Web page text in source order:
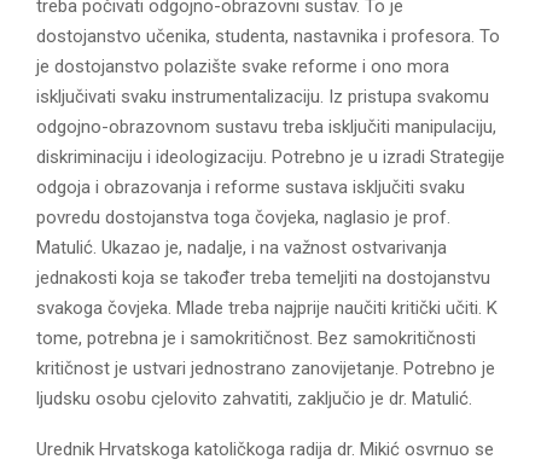
treba počivati odgojno-obrazovni sustav. To je
dostojanstvo učenika, studenta, nastavnika i profesora. To
je dostojanstvo polazište svake reforme i ono mora
isključivati svaku instrumentalizaciju. Iz pristupa svakomu
odgojno-obrazovnom sustavu treba isključiti manipulaciju,
diskriminaciju i ideologizaciju. Potrebno je u izradi Strategije
odgoja i obrazovanja i reforme sustava isključiti svaku
povredu dostojanstva toga čovjeka, naglasio je prof.
Matulić. Ukazao je, nadalje, i na važnost ostvarivanja
jednakosti koja se također treba temeljiti na dostojanstvu
svakoga čovjeka. Mlade treba najprije naučiti kritički učiti. K
tome, potrebna je i samokritičnost. Bez samokritičnosti
kritičnost je ustvari jednostrano zanovijetanje. Potrebno je
ljudsku osobu cjelovito zahvatiti, zaključio je dr. Matulić.
Urednik Hrvatskoga katoličkoga radija dr. Mikić osvrnuo se